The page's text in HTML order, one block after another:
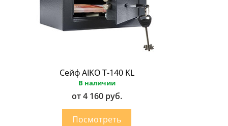
Сейф AIKO Т-140 KL
В наличии
от 4 160 руб.